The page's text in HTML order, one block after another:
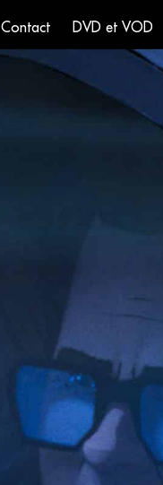
Contact DVD et VOD